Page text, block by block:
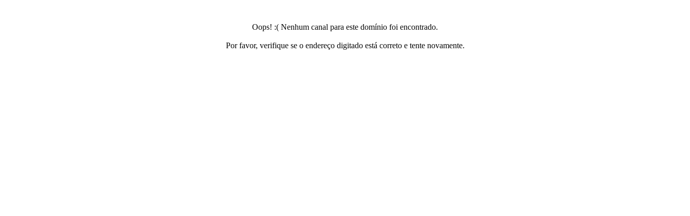
Oops! :( Nenhum canal para este domínio foi encontrado.
Por favor, verifique se o endereço digitado está correto e tente novamente.